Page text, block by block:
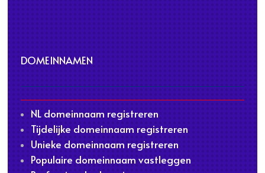
DOMEINNAMEN
NL domeinnaam registreren
Tijdelijke domeinnaam registreren
Unieke domeinnaam registreren
Populaire domeinnaam vastleggen